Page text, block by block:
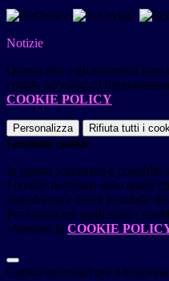
Notizie
Questo sito o gli strumenti
cookie necessari al
COOKIE POLICY.
Personalizza Rifiuta tutti i
Gestione cookie
In questa schermata è
I cookie necessari sono quelli
piattaforma e non è possibile
Per conoscere quali sono i
visionare la COOKIE
Cookie necessari per il